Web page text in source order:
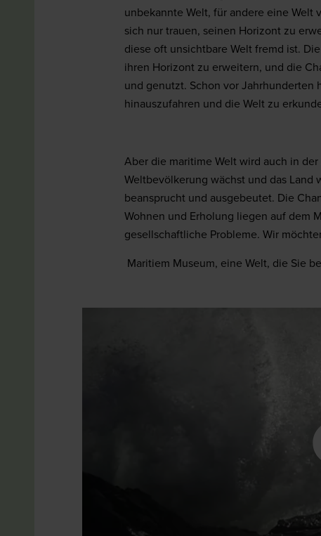
unbekannte Welt, für andere eine Welt
sich nur trauen, seinen Horizont zu
diese oft unsichtbare Welt fremd ist.
ihren Horizont zu erweitern, und die
und genutzt. Schon vor Jahrhunderten
hinauszufahren und die Welt zu
Aber die maritime Welt wird auch in
Weltbevölkerung wächst und das
beansprucht und ausgebeutet. Die
Wohnen und Erholung liegen auf dem
gesellschaftliche Probleme. Wir
Maritiem Museum, eine Welt, die Sie